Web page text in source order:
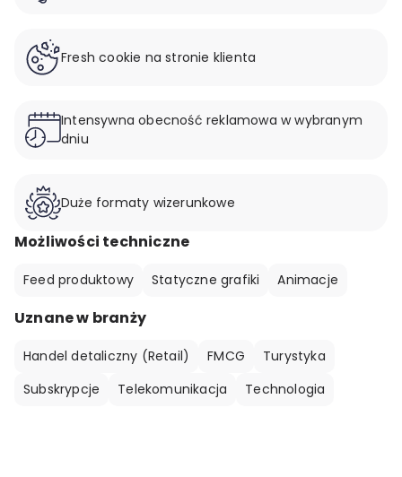
Fresh cookie na stronie klienta
Intensywna obecność reklamowa w wybranym
dniu
Duże formaty wizerunkowe
Możliwości techniczne
Feed produktowy Statyczne grafiki Animacje
Uznane w branży
Handel detaliczny (Retail) FMCG
Turystyka
Subskrypcje
Telekomunikacja Technologia